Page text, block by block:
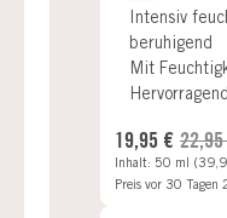
Intensiv
beruhigend
Mit
Inhalt: 50 ml
Preis vor 30 Tagen
19,95 €